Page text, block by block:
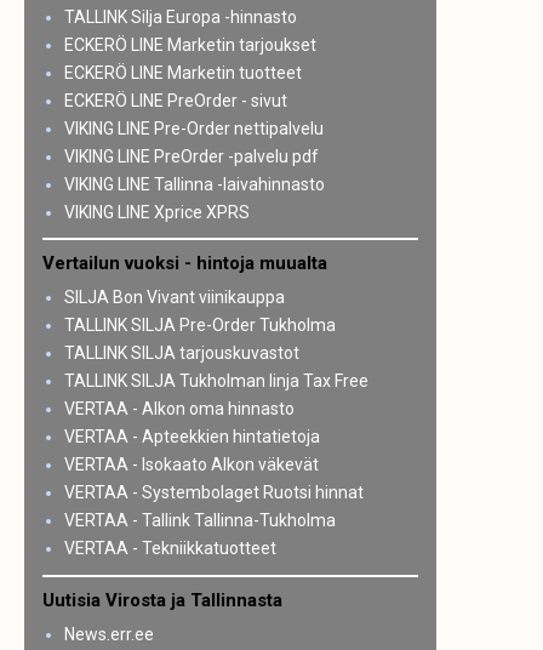
TALLINK Silja Europa -hinnasto
ECKERÖ LINE Marketin tarjoukset
ECKERÖ LINE Marketin tuotteet
ECKERÖ LINE PreOrder - sivut
VIKING LINE Pre-Order nettipalvelu
VIKING LINE PreOrder -palvelu pdf
VIKING LINE Tallinna -laivahinnasto
VIKING LINE Xprice XPRS
Vertailun vuoksi - hintoja muualta
SILJA Bon Vivant viinikauppa
TALLINK SILJA Pre-Order Tukholma
TALLINK SILJA tarjouskuvastot
TALLINK SILJA Tukholman linja Tax Free
VERTAA - Alkon oma hinnasto
VERTAA - Apteekkien hintatietoja
VERTAA - Isokaato Alkon väkevät
VERTAA - Systembolaget Ruotsi hinnat
VERTAA - Tallink Tallinna-Tukholma
VERTAA - Tekniikkatuotteet
Uutisia Virosta ja Tallinnasta
News.err.ee